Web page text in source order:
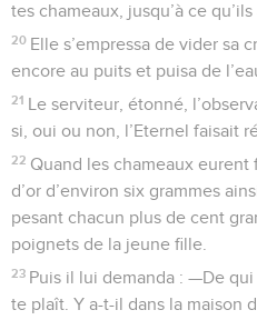
tes chameaux, jusqu’à ce qu’ils
20 Elle s’empressa de vider sa
encore au puits et puisa de
21 Le serviteur, étonné,
si, oui ou non, l’Eternel faisait
22 Quand les chameaux
d’or d’environ six grammes
pesant chacun plus de cent
poignets de la jeune fille.
23 Puis il lui demanda : —De qui
te plaît. Y a-t-il dans la maison